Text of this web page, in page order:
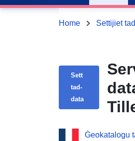
Home Settijiet
Sett
tad-
data
Ġeokatalogu